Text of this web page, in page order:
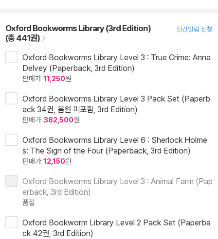
Oxford Bookworms Library (3rd Edition)
(총 441권)
신간알림 신청
Oxford Bookworms Library Level 3 : True Crime: Anna
Delvey (Paperback, 3rd Edition)
판매가 11,250원
Oxford Bookworms Library Level 3 Pack Set (Paperb
ack 34권, 음원 미포함, 3rd Edition)
판매가 382,500원
Oxford Bookworms Library Level 6 : Sherlock Holme
s: The Sign of the Four (Paperback, 3rd Edition)
판매가 12,150원
Oxford Bookworms Library Level 3 : Animal Farm (Pap
erback, 3rd Edition)
품절
Oxford Bookworm Library Level 2 Pack Set (Paperba
ck 42권, 3rd Edition)